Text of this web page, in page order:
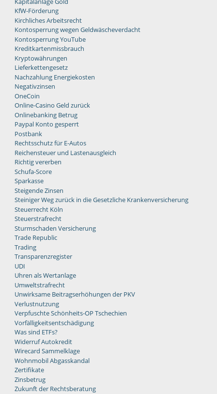
KfW-Förderung
Kirchliches Arbeitsrecht
Kontosperrung wegen Geldwäscheverdacht
Kontosperrung YouTube
Kreditkartenmissbrauch
Kryptowährungen
Lieferkettengesetz
Nachzahlung Energiekosten
Negativzinsen
OneCoin
Online-Casino Geld zurück
Onlinebanking Betrug
Paypal Konto gesperrt
Postbank
Rechtsschutz für E-Autos
Reichensteuer und Lastenausgleich
Richtig vererben
Schufa-Score
Sparkasse
Steigende Zinsen
Steiniger Weg zurück in die Gesetzliche Krankenversicherung
Steuerrecht Köln
Steuerstrafrecht
Sturmschaden Versicherung
Trade Republic
Trading
Transparenzregister
UDI
Uhren als Wertanlage
Umweltstrafrecht
Unwirksame Beitragserhöhungen der PKV
Verlustnutzung
Verpfuschte Schönheits-OP Tschechien
Vorfälligkeitsentschädigung
Was sind ETFs?
Widerruf Autokredit
Wirecard Sammelklage
Wohnmobil Abgasskandal
Zertifikate
Zinsbetrug
Zukunft der Rechtsberatung